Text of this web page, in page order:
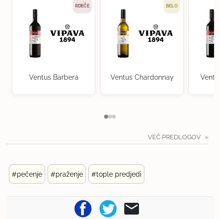
RDEČE
Ventus Barbera
BELO
Ventus Chardonnay
VEČ PREDLOGOV
#pečenje #praženje #tople predjedi